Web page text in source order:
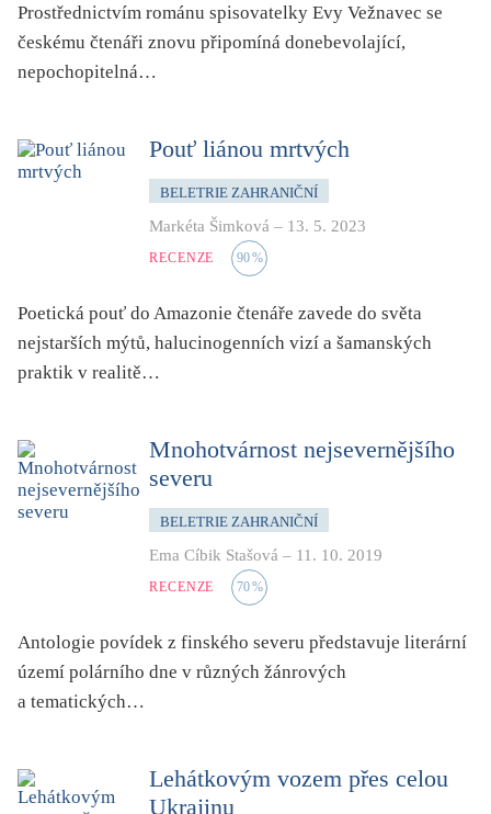
ekonomika, politika, právo
encyklopedie, slovník
exil, migrace
folklor
horor, thriller
hudba
humor, groteskno, satira
chudoba, sociální vyloučení
kolonialismus, imperialismus
literární cena
literární kánon (do r. 1890)
moderní klasika (do 60. let)
Prostřednictvím románu spisovatelky Evy Vežnavec se
českému čtenáři znovu připomíná donebevolající,
nepochopitelná…
Pouť liánou mrtvých
BELETRIE ZAHRANIČNÍ
Markéta Šimková – 13. 5. 2023
RECENZE 90%
Poetická pouť do Amazonie čtenáře zavede do světa
nejstarších mýtů, halucinogenních vizí a šamanských
praktik v realitě…
Mnohotvárnost nejsevernějšího
severu
BELETRIE ZAHRANIČNÍ
Ema Cíbik Stašová – 11. 10. 2019
RECENZE 70%
Antologie povídek z finského severu představuje literární
území polárního dne v různých žánrových
a tematických…
Lehátkovým vozem přes celou
Ukrajinu